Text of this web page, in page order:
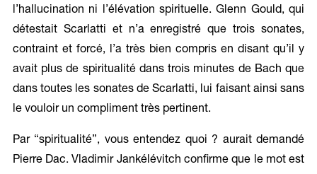
l’hallucination ni l’élévation spirituelle. Glenn Gould, qui
détestait Scarlatti et n’a enregistré que trois sonates,
contraint et forcé, l’a très bien compris en disant qu’il y
avait plus de spiritualité dans trois minutes de Bach que
dans toutes les sonates de Scarlatti, lui faisant ainsi sans
le vouloir un compliment très pertinent.
Par “spiritualité”, vous entendez quoi ? aurait demandé
Pierre Dac. Vladimir Jankélévitch confirme que le mot est